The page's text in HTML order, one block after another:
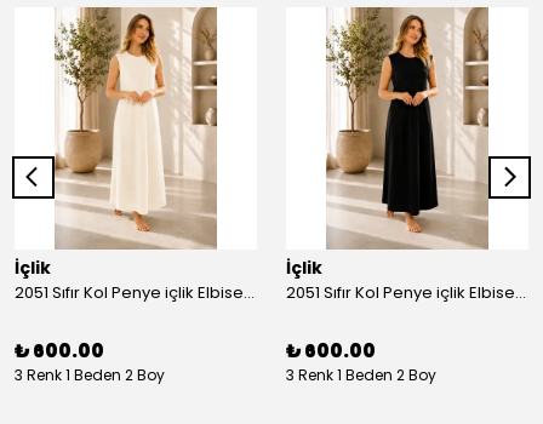
İçlik
2051 Sıfır Kol Penye içlik Elbise - Ekru
₺ 600.00
3 Renk 1 Beden 2 Boy
İçlik
2051 Sıfır Kol Penye içlik Elbise - Siyah
₺ 600.00
3 Renk 1 Beden 2 Boy